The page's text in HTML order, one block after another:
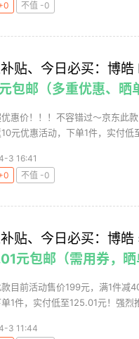
不值 -0
贴、今日必买：博
包邮（多重优惠、晒
惠价！！！不容错过～京东此
元优惠活动，下单1件，实付
3 16:41
不值 -0
贴、今日必买：博
元包邮（需用券，
款目前活动售价199元，满1件减
1件，实付低至125.01元！强烈
3 11:44